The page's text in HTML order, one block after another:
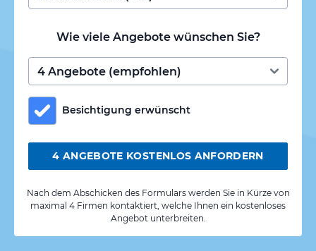
Wie viele Angebote wünschen Sie?
Besichtigung erwünscht
4 ANGEBOTE KOSTENLOS ANFORDERN
Nach dem Abschicken des Formulars werden Sie in Kürze von
maximal 4 Firmen kontaktiert, welche Ihnen ein kostenloses
Angebot unterbreiten.